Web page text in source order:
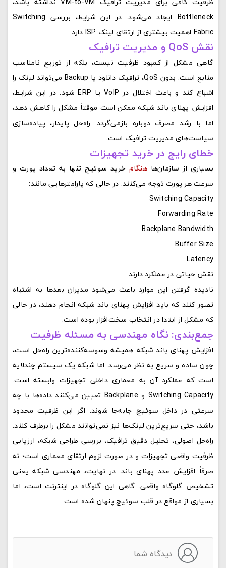
Bottleneck ایجاد می‌شود. در این شرایط، بررسی Switching
Fabric اهمیت بیشتری از ارتقای لینک ISP دارد.
نقش QoS و مدیریت ترافیک
گاهی مشکل از کمبود ظرفیت نیست، بلکه از توزیع نامناسب
منابع است. بدون QoS، ترافیک دانلود یا Backup می‌تواند لینک را
اشباع کند و باعث اختلال در VoIP یا ERP شود. در این شرایط،
افزایش پهنای باند شبکه ممکن است موقتاً مشکل را کاهش دهد،
اما با رشد مصرف دوباره بازمی‌گردد. راه‌حل پایدار، پیاده‌سازی
سیاست‌های مدیریت ترافیک است.
خطای رایج در خرید تجهیزات
بسیاری از سازمان‌هاهنگامخرید سوئیچ تنها به تعداد پورت و
سرعت هر پورت توجه می‌کنند. در حالی که پارامترهایی مانند:
Switching Capacity
Forwarding Rate
Backplane Bandwidth
Buffer Size
Latency
نقش حیاتی در عملکرد دارند.
نادیده گرفتن این موارد باعث می‌شود مدیران بعدها به اشتباه
تصور کنند که باید افزایش پهنای باند شبکه انجام دهند، در حالی
که مشکل از ابتدا در انتخاب سخت‌افزار بوده است.
جمع‌بندی: نگاه مهندسی به مسئله ظرفیت
افزایش پهنای باند شبکه همیشه وسوسه‌کننده‌ترین راه‌حل است،
چون ساده و سریع به نظر می‌رسد. اما شبکه یک سیستم چندلایه
است که عملکرد آن به معماری داخلی تجهیزات وابسته است.
Switching Capacity و Backplane تعیین می‌کنند داده‌ها با چه
سرعتی در داخل سوئیچ جابه‌جا شوند. اگر این ظرفیت محدود
باشد، حتی سریع‌ترین لینک‌ها نیز نمی‌توانند مشکل را برطرف کنند.
راه‌حل اصولی، تحلیل دقیق ترافیک، بررسی طراحی شبکه، ارزیابی
ظرفیت واقعی تجهیزات و در صورت لزوم ارتقای معماری است؛ نه
صرفاً افزایش عدد پهنای باند. در نهایت، مهندسی شبکه یعنی
تشخیص گلوگاه واقعی. گاهی این گلوگاه در اینترنت است، اما
بسیاری از مواقع در قلب سوئیچ پنهان شده است.
دیدگاه شما